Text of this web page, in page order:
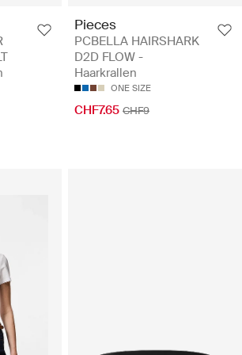
Pieces
PCBELLA HAIRSHARK
D2D FLOW -
Haarkrallen
ONE SIZE
CHF7.65 CHF9